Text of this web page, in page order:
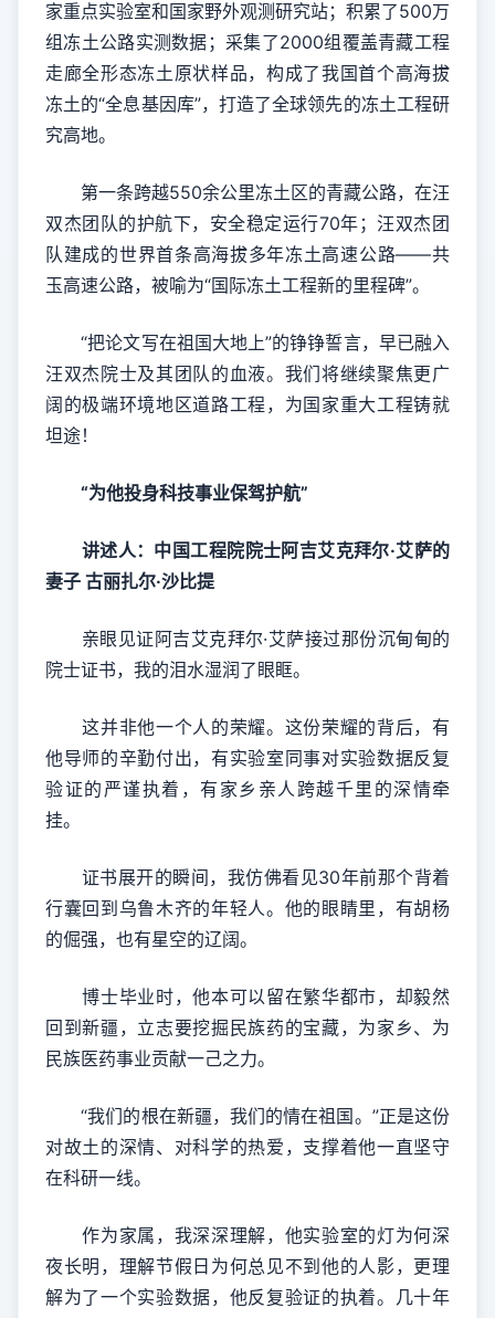
家重点实验室和国家野外观测研究站；积累了500万
组冻土公路实测数据；采集了2000组覆盖青藏工程
走廊全形态冻土原状样品，构成了我国首个高海拔
冻土的“全息基因库”，打造了全球领先的冻土工程研
究高地。
第一条跨越550余公里冻土区的青藏公路，在汪
双杰团队的护航下，安全稳定运行70年；汪双杰团
队建成的世界首条高海拔多年冻土高速公路——共
玉高速公路，被喻为“国际冻土工程新的里程碑”。
“把论文写在祖国大地上”的铮铮誓言，早已融入
汪双杰院士及其团队的血液。我们将继续聚焦更广
阔的极端环境地区道路工程，为国家重大工程铸就
坦途！
“为他投身科技事业保驾护航”
讲述人：中国工程院院士阿吉艾克拜尔·艾萨的
妻子 古丽扎尔·沙比提
亲眼见证阿吉艾克拜尔·艾萨接过那份沉甸甸的
院士证书，我的泪水湿润了眼眶。
这并非他一个人的荣耀。这份荣耀的背后，有
他导师的辛勤付出，有实验室同事对实验数据反复
验证的严谨执着，有家乡亲人跨越千里的深情牵
挂。
证书展开的瞬间，我仿佛看见30年前那个背着
行囊回到乌鲁木齐的年轻人。他的眼睛里，有胡杨
的倔强，也有星空的辽阔。
博士毕业时，他本可以留在繁华都市，却毅然
回到新疆，立志要挖掘民族药的宝藏，为家乡、为
民族医药事业贡献一己之力。
“我们的根在新疆，我们的情在祖国。”正是这份
对故土的深情、对科学的热爱，支撑着他一直坚守
在科研一线。
作为家属，我深深理解，他实验室的灯为何深
夜长明，理解节假日为何总见不到他的人影，更理
解为了一个实验数据，他反复验证的执着。几十年